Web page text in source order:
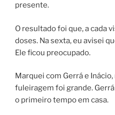
presente.
O resultado foi que, a cada
doses. Na sexta, eu avisei
Ele ficou preocupado.
Marquei com Gerrá e
fuleiragem foi grande.
o primeiro tempo em casa.